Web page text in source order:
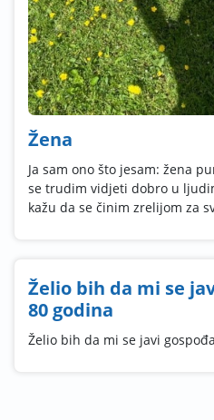
Žena
Ja sam ono što jesam: žena
se trudim vidjeti dobro u
kažu da se činim zrelijom za
Želio bih da mi se
80 godina
Želio bih da mi se javi